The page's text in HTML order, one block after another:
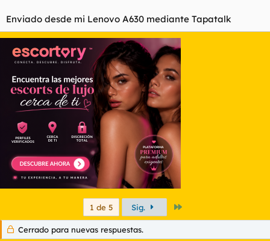
Enviado desde mi Lenovo A630 mediante Tapatalk
1 de 5 Sig.
Cerrado para nuevas respuestas.